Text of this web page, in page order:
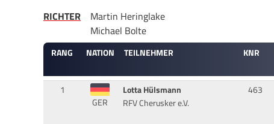
RICHTER
Martin Heringlake
Michael Bolte
RANG NATION TEILNEHMER KNR
1
GER
Lotta Hülsmann
RFV Cherusker e.V.
463